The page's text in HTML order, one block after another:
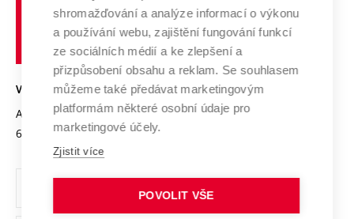
Transfer znalostí
Open Science
Projekty
Projekty ze strukturálních fondů
Specifický výzkum
Mezinárodní dohody
Univerzitní sítě
Udržitelná univerzita
Podnikavá univerzita / ContriBUTe
Bezpečná univerzita
Vyznamenání
Organizační struktura
Ochrana osobních údajů
učení
technické
Brně
VYSOKÉ UČENÍ TECHNICKÉ V BRNĚ
Antonínská 548/1
602 00 Brno
www.vut.cz
vut@vutbr.cz
shromažďování a analýze informací o výkonu
a používání webu, zajištění fungování funkcí
ze sociálních médií a ke zlepšení a
přizpůsobení obsahu a reklam. Se souhlasem
můžeme také předávat marketingovým
platformám některé osobní údaje pro
marketingové účely.
Zjistit více
POVOLIT VŠE